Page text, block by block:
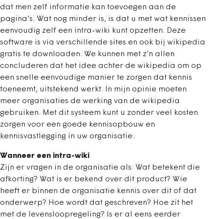
dat men zelf informatie kan toevoegen aan de
pagina’s. Wat nog minder is, is dat u met wat kennissen
eenvoudig zelf een intra-wiki kunt opzetten. Deze
software is via verschillende sites en ook bij wikipedia
gratis te downloaden. We kunnen met z’n allen
concluderen dat het idee achter de wikipedia om op
een snelle eenvoudige manier te zorgen dat kennis
toeneemt, uitstekend werkt. In mijn opinie moeten
meer organisaties de werking van de wikipedia
gebruiken. Met dit systeem kunt u zonder veel kosten
zorgen voor een goede kennisopbouw en
kennisvastlegging in uw organisatie.
Wanneer een intra-wiki
Zijn er vragen in de organisatie als: Wat betekent die
afkorting? Wat is er bekend over dit product? Wie
heeft er binnen de organisatie kennis over dit of dat
onderwerp? Hoe wordt dat geschreven? Hoe zit het
met de levensloopregeling? Is er al eens eerder